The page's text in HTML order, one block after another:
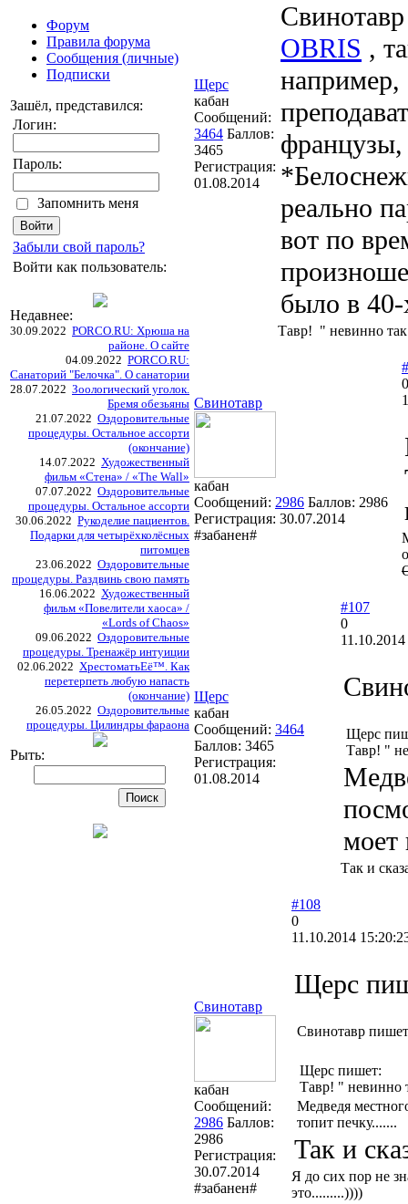
Форум
Правила форума
Сообщения (личные)
Подписки
Зашёл, представился:
Логин:
Пароль:
Запомнить меня
Забыли свой пароль?
Войти как пользователь:
Недавнее:
30.09.2022 PORCO.RU: Хрюша на
районе. О сайте
04.09.2022 PORCO.RU:
Санаторий "Белочка". О санатории
28.07.2022 Зоологический уголок.
Бремя обезьяны
21.07.2022 Оздоровительные
процедуры. Остальное ассорти
(окончание)
14.07.2022 Художественный
фильм «Стена» / «The Wall»
07.07.2022 Оздоровительные
процедуры. Остальное ассорти
30.06.2022 Рукоделие пациентов.
Подарки для четырёхколёсных
питомцев
23.06.2022 Оздоровительные
процедуры. Раздвинь свою память
16.06.2022 Художественный
фильм «Повелители хаоса» /
«Lords of Chaos»
09.06.2022 Оздоровительные
процедуры. Тренажёр интуиции
02.06.2022 ХрестоматьЕё™. Как
перетерпеть любую напасть
(окончание)
26.05.2022 Оздоровительные
процедуры. Цилиндры фараона
Рыть:
Щерс
кабан
Сообщений:
3464 Баллов:
3465
Регистрация:
01.08.2014
OBRIS ,
например,
французы,
реально
вот по
было в
Тавр! " невинно так
Свинотавр
кабан
Сообщений: 2986 Баллов: 2986
Регистрация: 30.07.2014
#забанен#
0
Щерс
кабан
Сообщений: 3464
Баллов: 3465
Регистрация:
01.08.2014
#107
0
Щерс
Тавр! "
моет
Так и
Свинотавр
кабан
Сообщений:
2986 Баллов:
2986
Регистрация:
30.07.2014
#забанен#
#108
0
11.10.2014
Щерс
Свинотавр
Щерс пишет:
Тавр! " невинно
Медведя
топит печку.......
Так и
Я до сих пор не
это.........))))